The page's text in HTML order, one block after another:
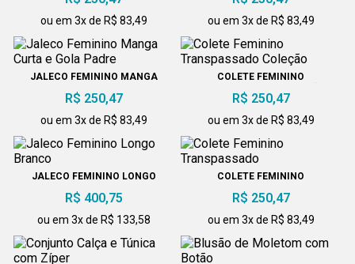
ou em 3x de R$ 83,49 ou em 3x de R$ 83,49
JALECO FEMININO MANGA
CURTA E GOLA PADRE
R$ 250,47
ou em 3x de R$ 83,49
COLETE FEMININO
TRANSPASSADO COLEÇÃO
R$ 250,47
ou em 3x de R$ 83,49
JALECO FEMININO LONGO
BRANCO
R$ 400,75
ou em 3x de R$ 133,58
COLETE FEMININO
TRANSPASSADO
R$ 250,47
ou em 3x de R$ 83,49